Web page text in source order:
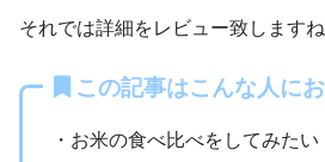
それでは詳細をレビュー致しますね
この記事はこんな人に
・お米の食べ比べをしてみたい